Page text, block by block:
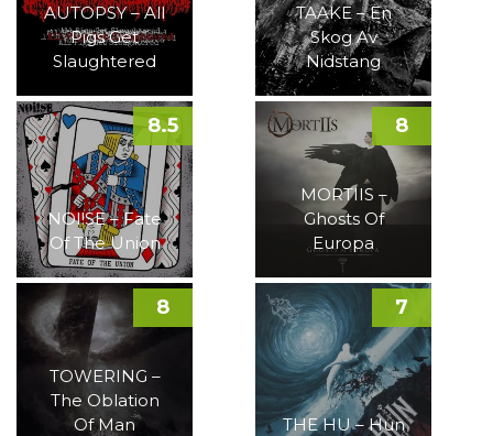
AUTOPSY – All
Pigs Get
Slaughtered
TAAKE – En
Skog Av
Nidstang
NOI!SE – Fate
Of The Union
8.5
MORTIIS –
Ghosts Of
Europa
8
TOWERING –
The Oblation
Of Man
8
THE HU – Hun
7